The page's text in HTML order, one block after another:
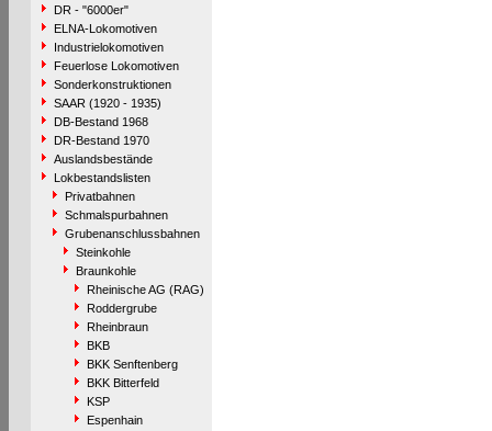
DR - "6000er"
ELNA-Lokomotiven
Industrielokomotiven
Feuerlose Lokomotiven
Sonderkonstruktionen
SAAR (1920 - 1935)
DB-Bestand 1968
DR-Bestand 1970
Auslandsbestände
Lokbestandslisten
Privatbahnen
Schmalspurbahnen
Grubenanschlussbahnen
Steinkohle
Braunkohle
Rheinische AG (RAG)
Roddergrube
Rheinbraun
BKB
BKK Senftenberg
BKK Bitterfeld
KSP
Espenhain